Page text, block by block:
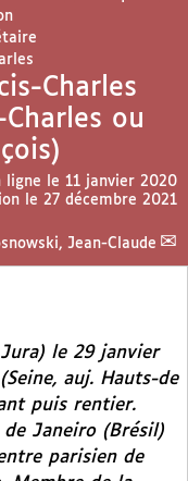
Charles
ou
ligne le 11 janvier 2020
le 27 décembre 2021
Jean-Claude
le 29 janvier
auj. Hauts-de
puis rentier.
Janeiro (Brésil)
parisien de